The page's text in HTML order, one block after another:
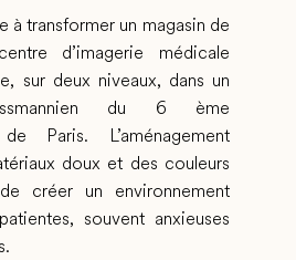
à transformer un magasin de
d’imagerie médicale
sur deux niveaux, dans un
du 6 ème
Paris. L’aménagement
doux et des couleurs
créer un environnement
souvent anxieuses